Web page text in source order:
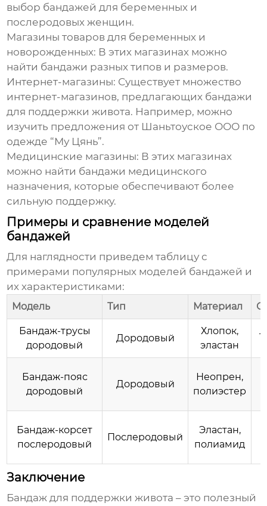
выбор бандажей для беременных и
послеродовых женщин.
Магазины товаров для беременных и
новорожденных: В этих магазинах можно
найти бандажи разных типов и размеров.
Интернет-магазины: Существует множество
интернет-магазинов, предлагающих бандажи
для поддержки живота. Например, можно
изучить предложения от Шаньтоуское ООО по
одежде “Му Цянь”.
Медицинские магазины: В этих магазинах
можно найти бандажи медицинского
назначения, которые обеспечивают более
сильную поддержку.
Примеры и сравнение моделей
бандажей
Для наглядности приведем таблицу с
примерами популярных моделей бандажей и
их характеристиками:
Модель Тип Материал
Бандаж-трусы
дородовый
Дородовый
Хлопок,
эластан
Бандаж-пояс
дородовый
Дородовый
Неопрен,
полиэстер
Бандаж-корсет
послеродовый
Послеродовый
Эластан,
полиамид
Заключение
Бандаж для поддержки живота – это полезный